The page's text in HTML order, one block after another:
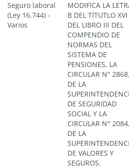
Seguro laboral
(Ley 16.744) -
Varios
MODIFICA LA
B DEL TÍTUTLO XVI
DEL LIBRO III DEL
COMPENDIO DE
NORMAS DEL
SISTEMA DE
PENSIONES, LA
CIRCULAR N°
DE LA
DE SEGURIDAD
SOCIAL Y LA
CIRCULAR N°
DE LA
DE VALORES Y
SEGUROS.